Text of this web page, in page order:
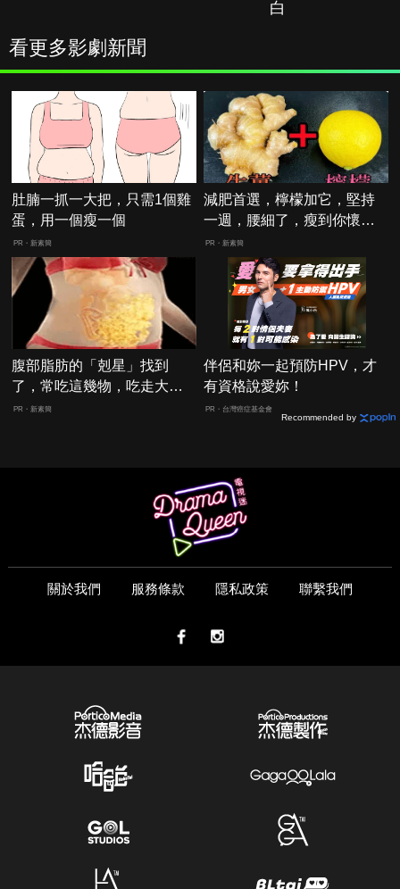
白
看更多影劇新聞
肚腩一抓一大把，只需1個雞
蛋，用一個瘦一個
PR・新素簡
減肥首選，檸檬加它，堅持
一週，腰細了，瘦到你懷疑
人生
PR・新素簡
腹部脂肪的「剋星」找到
了，常吃這幾物，吃走大肚
囊，瘦出小蠻腰
PR・新素簡
伴侶和妳一起預防HPV，才
有資格說愛妳！
PR・台灣癌症基金會
Recommended by
關於我們 服務條款 隱私政策 聯繫我們